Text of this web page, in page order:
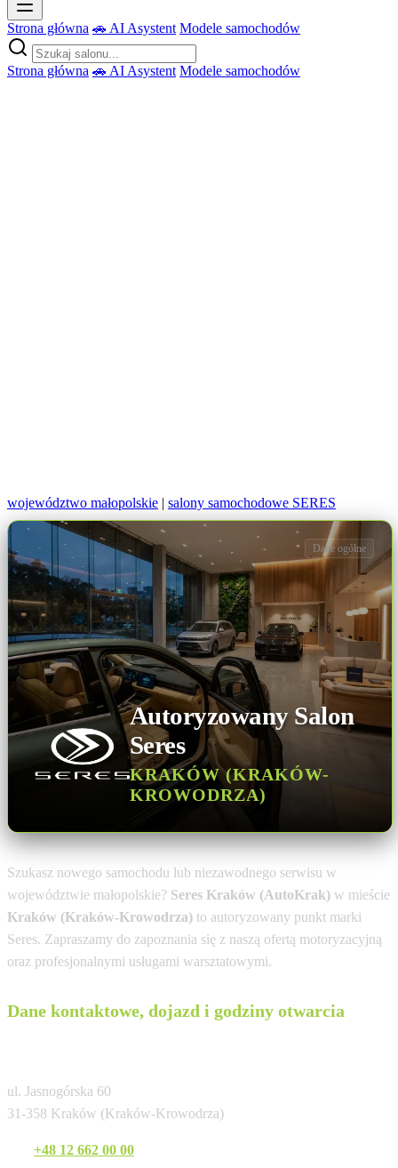
Strona główna 🚗 AI Asystent Modele samochodów
Strona główna 🚗 AI Asystent Modele samochodów
województwo małopolskie | salony samochodowe SERES
Autoryzowany Salon
Seres
KRAKÓW (KRAKÓW-
KROWODRZA)
Dane ogólne
Szukasz nowego samochodu lub niezawodnego serwisu w
województwie małopolskie? Seres Kraków (AutoKrak) w mieście
Kraków (Kraków-Krowodrza) to autoryzowany punkt marki
Seres. Zapraszamy do zapoznania się z naszą ofertą motoryzacyjną
oraz profesjonalnymi usługami warsztatowymi.
Dane kontaktowe, dojazd i godziny otwarcia
ul. Jasnogórska 60
31-358 Kraków (Kraków-Krowodrza)
+48 12 662 00 00